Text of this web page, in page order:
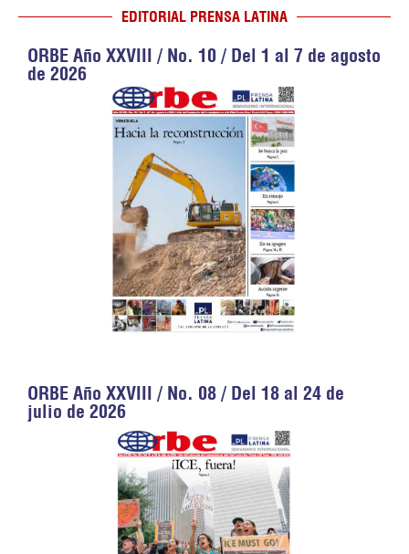
EDITORIAL PRENSA LATINA
ORBE Año XXVIII / No. 10 / Del 1 al 7 de agosto
de 2026
ORBE Año XXVIII / No. 08 / Del 18 al 24 de
julio de 2026